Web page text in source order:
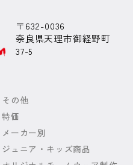
〒632-0036
奈良県天理市御経野町
37-5
その他
特価
メーカー別
ジュニア・キッズ商品